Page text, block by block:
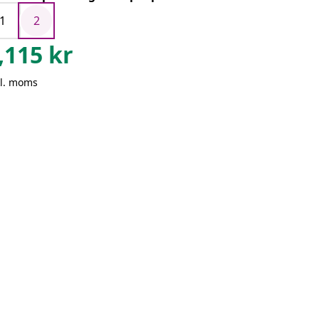
2
kr
moms